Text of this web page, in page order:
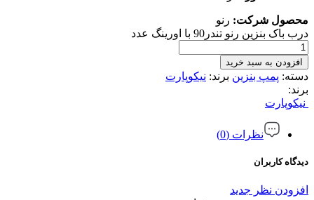
محصول شرکت: رنو
درب باک بنزین رنو تندر90 با اورینگ عدد
افزودن به سبد خرید
دسته: پمپ بنزین برند: نیکوپارت
برند:
نیکوپارت
نظرات (0)
دیدگاه کاربران
افزودن نظر جدید